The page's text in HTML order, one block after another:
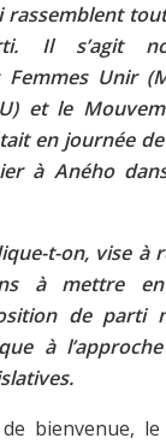
Il s’agit
Unir
et le
en journée
à Aného
t-on, vise à
à mettre
de parti
à
bienvenue,